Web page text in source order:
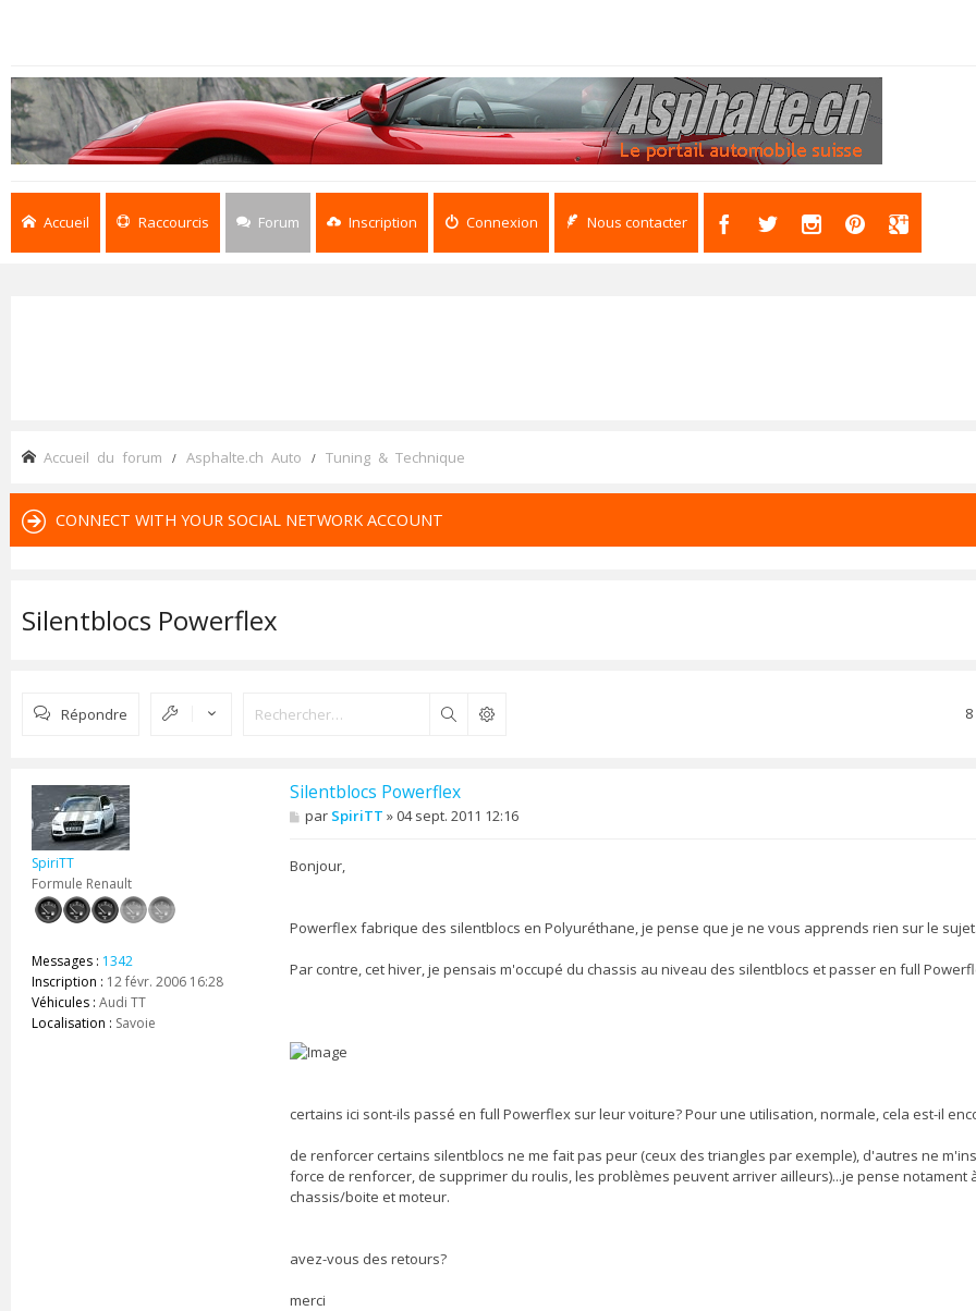
Accueil Raccourcis Forum Inscription Connexion Nous contacter
Accueil du forum Asphalte.ch Auto Tuning & Technique
CONNECT WITH YOUR SOCIAL NETWORK ACCOUNT
Silentblocs Powerflex
Répondre Rechercher
SpiriTT
Formule Renault
Messages : 1342
Inscription : 12 févr. 2006 16:28
Véhicules : Audi TT
Localisation : Savoie
Silentblocs Powerflex
M
e
s
par SpiriTT »04 sept. 2011 12:16
Bonjour,
Powerflex fabrique des silentblocs en Polyuréthane, je pense que je ne vous apprends rien sur le sujet.
Par contre, cet hiver, je pensais m'occupé du chassis au niveau des silentblocs et passer en full
certains ici sont-ils passé en full Powerflex sur leur voiture? Pour une utilisation, normale, cela est-il
de renforcer certains silentblocs ne me fait pas peur (ceux des triangles par exemple), d'autres ne
force de renforcer, de supprimer du roulis, les problèmes peuvent arriver ailleurs)...je pense notament
chassis/boite et moteur.
avez-vous des retours?
merci